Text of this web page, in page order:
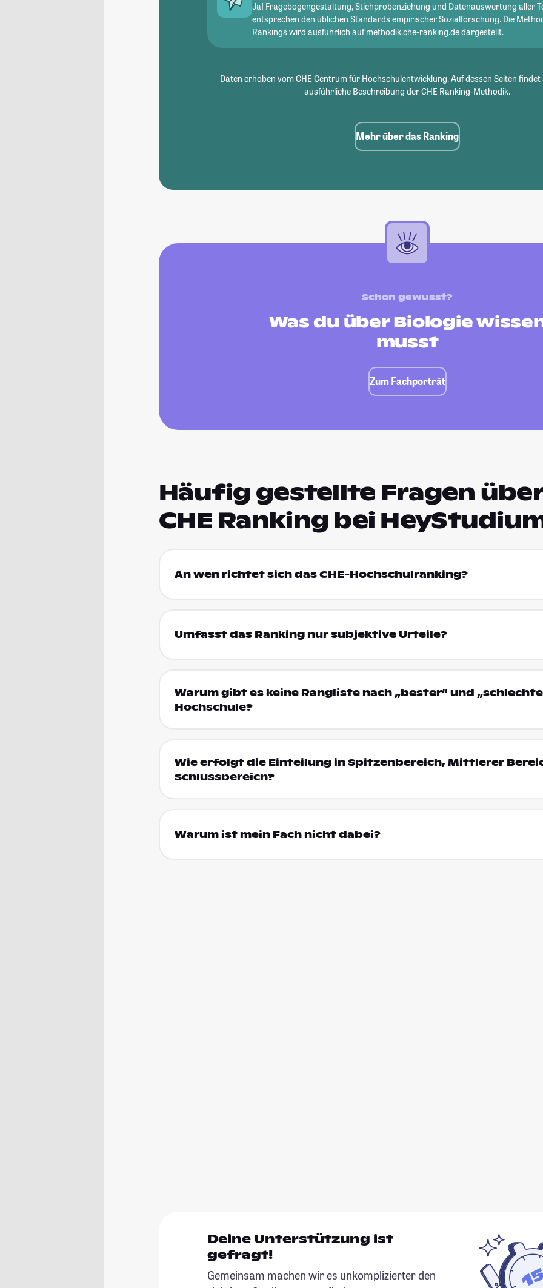
Ja! Fragebogengestaltung, Stichprobenziehung und Datenauswertung aller
entsprechen den üblichen Standards empirischer Sozialforschung. Die
Rankings wird ausführlich auf methodik.che-ranking.de dargestellt.
Daten erhoben vom CHE Centrum für Hochschulentwicklung. Auf dessen Seiten findet
ausführliche Beschreibung der CHE Ranking-Methodik.
Mehr über das Ranking
Schon gewusst?
Was du über Biologie
musst
Zum Fachporträt
Häufig gestellte Fragen
CHE Ranking bei
An wen richtet sich das CHE-Hochschulranking?
Umfasst das Ranking nur subjektive Urteile?
Warum gibt es keine Rangliste nach „bester“ und
Hochschule?
Wie erfolgt die Einteilung in Spitzenbereich, Mittlerer
Schlussbereich?
Warum ist mein Fach nicht dabei?
Deine Unterstützung ist
gefragt!
Gemeinsam machen wir es unkomplizierter den